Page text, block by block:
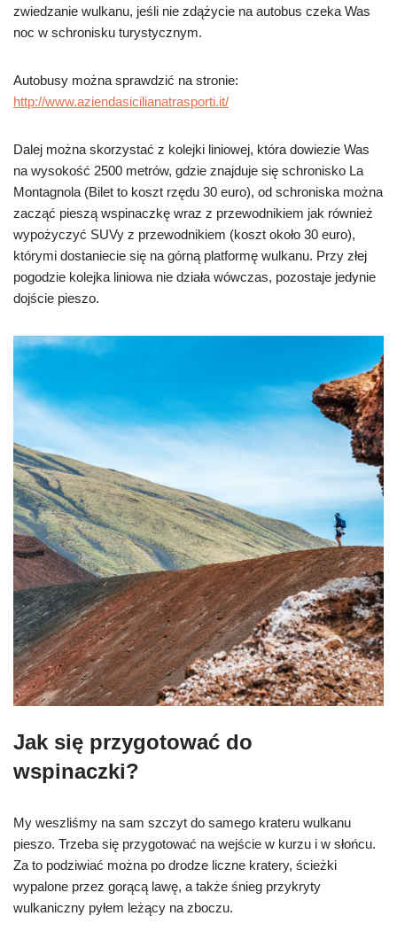
zwiedzanie wulkanu, jeśli nie zdążycie na autobus czeka Was
noc w schronisku turystycznym.
Autobusy można sprawdzić na stronie:
http://www.aziendasicilianatrasporti.it/
Dalej można skorzystać z kolejki liniowej, która dowiezie Was
na wysokość 2500 metrów, gdzie znajduje się schronisko La
Montagnola (Bilet to koszt rzędu 30 euro), od schroniska można
zacząć pieszą wspinaczkę wraz z przewodnikiem jak również
wypożyczyć SUVy z przewodnikiem (koszt około 30 euro),
którymi dostaniecie się na górną platformę wulkanu. Przy złej
pogodzie kolejka liniowa nie działa wówczas, pozostaje jedynie
dojście pieszo.
Jak się przygotować do
wspinaczki?
My weszliśmy na sam szczyt do samego krateru wulkanu
pieszo. Trzeba się przygotować na wejście w kurzu i w słońcu.
Za to podziwiać można po drodze liczne kratery, ścieżki
wypalone przez gorącą lawę, a także śnieg przykryty
wulkaniczny pyłem leżący na zboczu.